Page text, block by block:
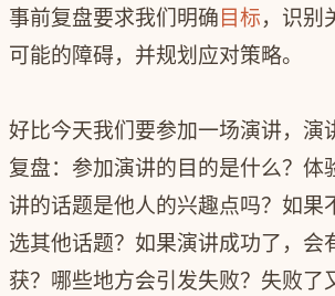
事前复盘要求我们明确 目标，识别
可能的障碍，并规划应对策略。
好比今天我们要参加一场演讲，演
复盘：参加演讲的目的是什么？体
讲的话题是他人的兴趣点吗？如果
选其他话题？如果演讲成功了，会
获？哪些地方会引发失败？失败了